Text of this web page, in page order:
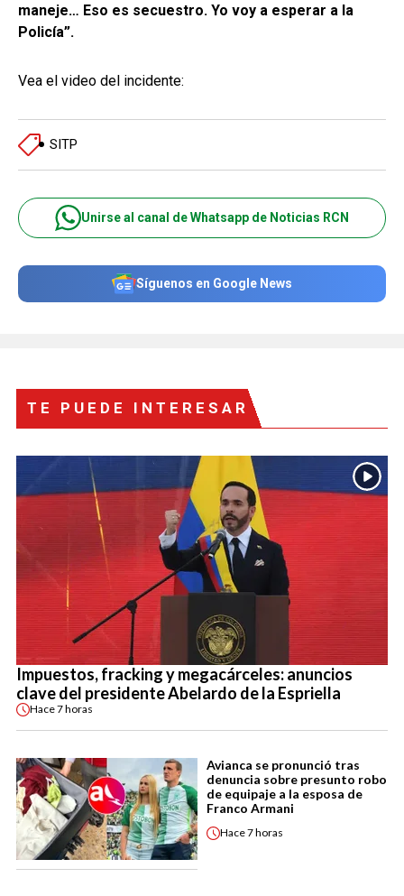
maneje… Eso es secuestro. Yo voy a esperar a la
Policía”.
Vea el video del incidente:
SITP
Unirse al canal de Whatsapp de Noticias RCN
Síguenos en Google News
TE PUEDE INTERESAR
Impuestos, fracking y megacárceles: anuncios
clave del presidente Abelardo de la Espriella
Hace7 horas
Avianca se pronunció tras
denuncia sobre presunto robo
de equipaje a la esposa de
Franco Armani
Hace7 horas